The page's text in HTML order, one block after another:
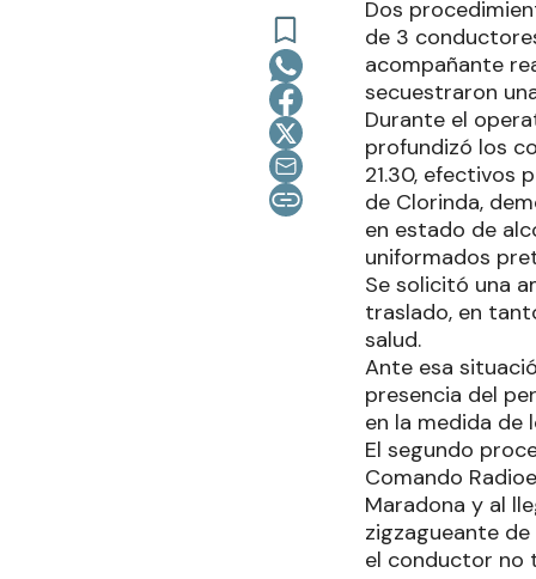
Dos
de 3
acompañante
secuestraron
Durante el
profundizó los
21.30, efectivos
de Clorinda,
en estado de
uniformados
Se solicitó una
traslado, en
salud.
Ante esa
presencia del
en la medida de
El segundo
Comando
Maradona y al
zigzagueante
el conductor no